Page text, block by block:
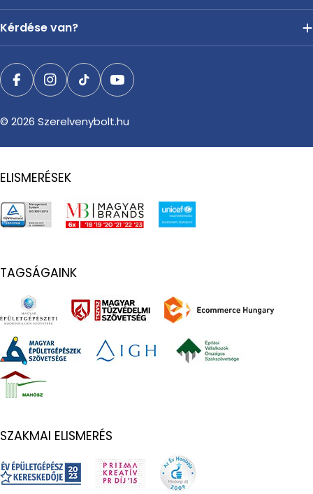
Kérdése van?
FacebookInstagram
TikTokYouTube
© 2026 Szerelvenybolt.hu
ELISMERÉSEK
TAGSÁGAINK
SZAKMAI ELISMERÉS